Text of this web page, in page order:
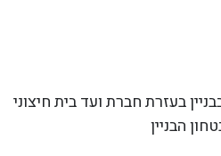
בעזרת חברת ועד בית חיצוני
הבניין